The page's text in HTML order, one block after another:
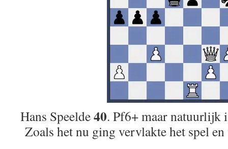
Hans Speelde40. Pf6+ maar
Zoals het nu ging vervlakte het spel